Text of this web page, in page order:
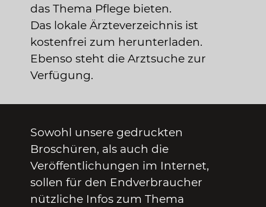
das Thema Pflege bieten.
Das lokale Ärzteverzeichnis ist
kostenfrei zum herunterladen.
Ebenso steht die Arztsuche zur
Verfügung.
Sowohl unsere gedruckten
Broschüren, als auch die
Veröffentlichungen im Internet,
sollen für den Endverbraucher
nützliche Infos zum Thema